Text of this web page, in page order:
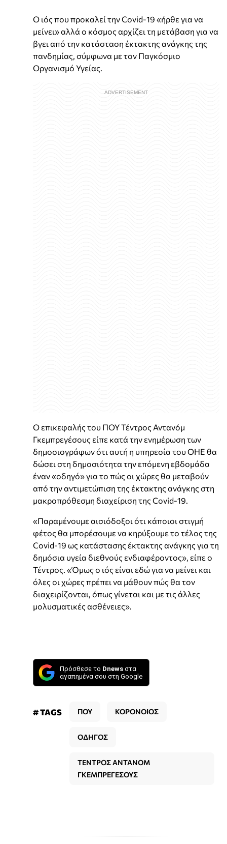
Ο ιός που προκαλεί την Covid-19 «ήρθε για να
μείνει» αλλά ο κόσμος αρχίζει τη μετάβαση για να
βγει από την κατάσταση έκτακτης ανάγκης της
πανδημίας, σύμφωνα με τον Παγκόσμιο
Οργανισμό Υγείας.
Ο επικεφαλής του ΠΟΥ Τέντρος Αντανόμ
Γκεμπρεγέσους είπε κατά την ενημέρωση των
δημοσιογράφων ότι αυτή η υπηρεσία του ΟΗΕ θα
δώσει στη δημοσιότητα την επόμενη εβδομάδα
έναν «οδηγό» για το πώς οι χώρες θα μεταβούν
από την αντιμετώπιση της έκτακτης ανάγκης στη
μακροπρόθεσμη διαχείριση της Covid-19.
«Παραμένουμε αισιόδοξοι ότι κάποιοι στιγμή
φέτος θα μπορέσουμε να κηρύξουμε το τέλος της
Covid-19 ως κατάστασης έκτακτης ανάγκης για τη
δημόσια υγεία διεθνούς ενδιαφέροντος», είπε ο
Τέντρος. «Όμως ο ιός είναι εδώ για να μείνει και
όλες οι χώρες πρέπει να μάθουν πώς θα τον
διαχειρίζονται, όπως γίνεται και με τις άλλες
μολυσματικές ασθένειες».
Πρόσθεσε το Dnews στα
αγαπημένα σου στη Google
# TAGS ΠΟΥ ΚΟΡΟΝΟΙΟΣ
ΟΔΗΓΟΣ
ΤΕΝΤΡΟΣ ΑΝΤΑΝΟΜ
ΓΚΕΜΠΡΕΓΕΣΟΥΣ